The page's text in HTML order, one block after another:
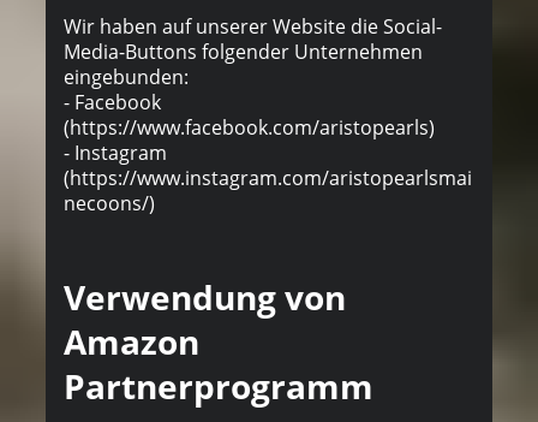
Wir haben auf unserer Website die Social-
Media-Buttons folgender Unternehmen
eingebunden:
- Facebook
(https://www.facebook.com/aristopearls)
- Instagram
(https://www.instagram.com/aristopearlsmai
necoons/)
Verwendung von
Amazon
Partnerprogramm